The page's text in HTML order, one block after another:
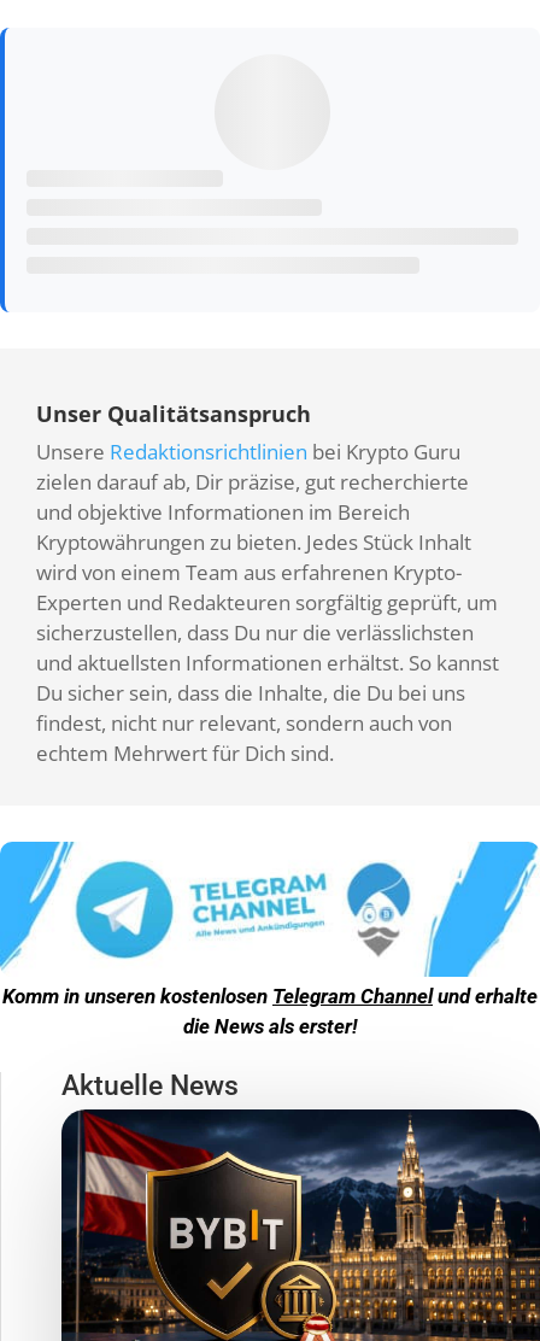
Unser Qualitätsanspruch
Unsere Redaktionsrichtlinien bei Krypto Guru
zielen darauf ab, Dir präzise, gut recherchierte
und objektive Informationen im Bereich
Kryptowährungen zu bieten. Jedes Stück Inhalt
wird von einem Team aus erfahrenen Krypto-
Experten und Redakteuren sorgfältig geprüft, um
sicherzustellen, dass Du nur die verlässlichsten
und aktuellsten Informationen erhältst. So kannst
Du sicher sein, dass die Inhalte, die Du bei uns
findest, nicht nur relevant, sondern auch von
echtem Mehrwert für Dich sind.
Komm in unseren kostenlosen Telegram Channelund erhalte
die News als erster!
Aktuelle News